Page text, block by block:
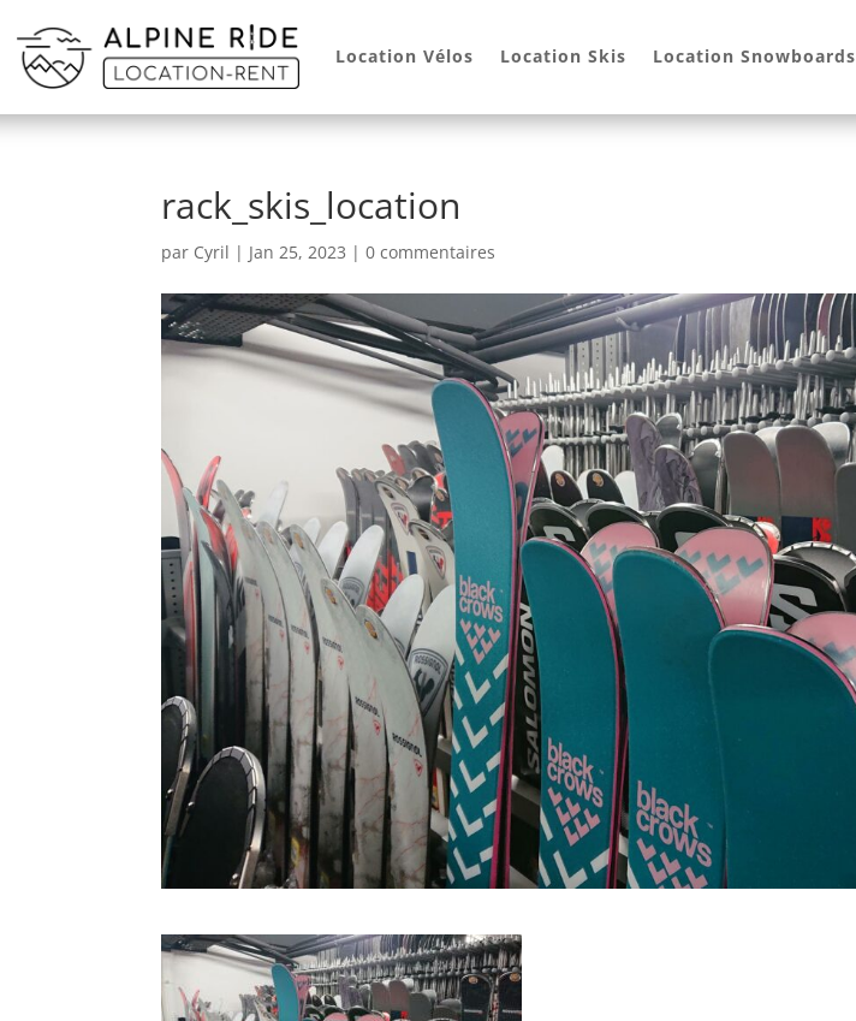
Location Vélos Location Skis Location Snowboards
rack_skis_location
par Cyril | Jan 25, 2023 |0 commentaires